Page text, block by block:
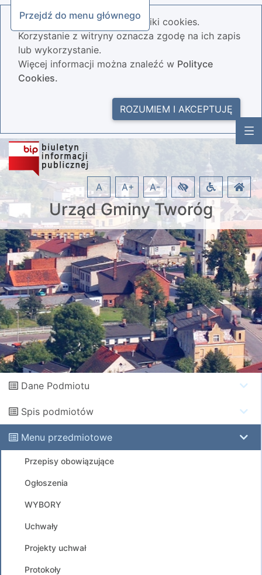
Przejdź do menu głównego
Nasza strona wykorzystuje pliki cookies.
Korzystanie z witryny oznacza zgodę na ich zapis
lub wykorzystanie.
Więcej informacji można znaleźć w Polityce
Cookies.
ROZUMIEM I AKCEPTUJĘ
Urząd Gminy Tworóg
A A+ A-
Dane Podmiotu
Spis podmiotów
Menu przedmiotowe
Przepisy obowiązujące
Ogłoszenia
WYBORY
Uchwały
Projekty uchwał
Protokoły